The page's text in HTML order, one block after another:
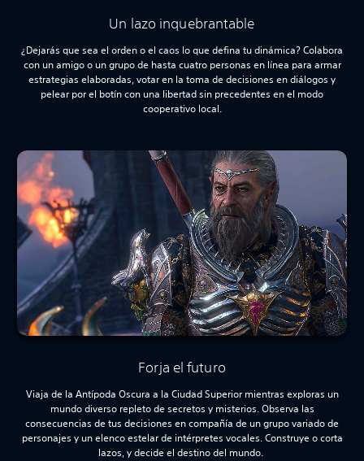
Un lazo inquebrantable
¿Dejarás que sea el orden o el caos lo que defina tu dinámica? Colabora
con un amigo o un grupo de hasta cuatro personas en línea para armar
estrategias elaboradas, votar en la toma de decisiones en diálogos y
pelear por el botín con una libertad sin precedentes en el modo
cooperativo local.
Forja el futuro
Viaja de la Antípoda Oscura a la Ciudad Superior mientras exploras un
mundo diverso repleto de secretos y misterios. Observa las
consecuencias de tus decisiones en compañía de un grupo variado de
personajes y un elenco estelar de intérpretes vocales. Construye o corta
lazos, y decide el destino del mundo.